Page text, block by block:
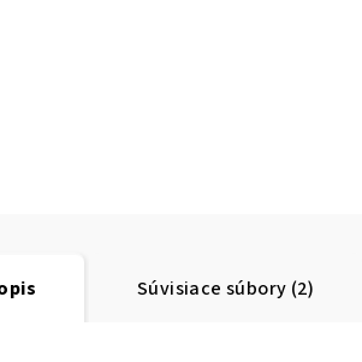
Súvisiace súbory (2)